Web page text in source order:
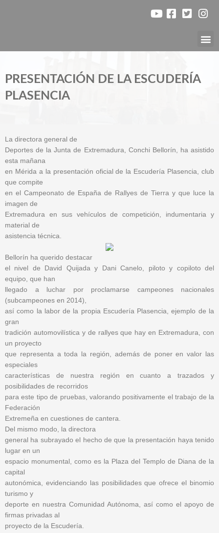
PRESENTACIÓN DE LA ESCUDERÍA
PLASENCIA
La directora general de
Deportes de la Junta de Extremadura, Conchi Bellorín, ha asistido
esta mañana
en Mérida a la presentación oficial de la Escudería Plasencia, club
que compite
en el Campeonato de España de Rallyes de Tierra y que luce la
imagen de
Extremadura en sus vehículos de competición, indumentaria y
material de
asistencia técnica.
Bellorín ha querido destacar
el nivel de David Quijada y Dani Canelo, piloto y copiloto del
equipo, que han
llegado a luchar por proclamarse campeones nacionales
(subcampeones en 2014),
así como la labor de la propia Escudería Plasencia, ejemplo de la
gran
tradición automovilística y de rallyes que hay en Extremadura, con
un proyecto
que representa a toda la región, además de poner en valor las
especiales
características de nuestra región en cuanto a trazados y
posibilidades de recorridos
para este tipo de pruebas, valorando positivamente el trabajo de la
Federación
Extremeña en cuestiones de cantera.
Del mismo modo, la directora
general ha subrayado el hecho de que la presentación haya tenido
lugar en un
espacio monumental, como es la Plaza del Templo de Diana de la
capital
autonómica, evidenciando las posibilidades que ofrece el binomio
turismo y
deporte en nuestra Comunidad Autónoma, así como el apoyo de
firmas privadas al
proyecto de la Escudería.